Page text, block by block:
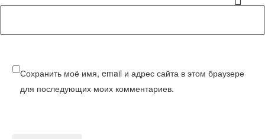
Сохранить моё имя, email и адрес сайта в этом браузере
для последующих моих комментариев.